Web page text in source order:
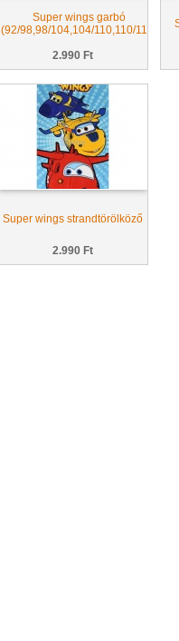
Super wings garbó
(92/98,98/104,104/110,110/116)
2.990 Ft
Super wings strandtörölköző
2.990 Ft